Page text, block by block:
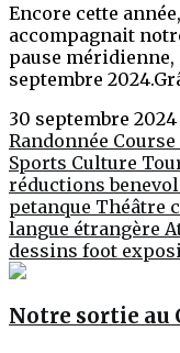
Encore cette
accompagnait
pause
septembre
30 septembre 2024
Randonnée
Sports Culture
réductions
petanque Théâtre
langue étrangère
dessins foot
Notre sortie au